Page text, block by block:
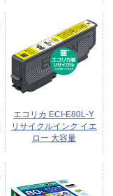
エコリカ ECI-E80L-Y
リサイクルインク イエ
ロー 大容量